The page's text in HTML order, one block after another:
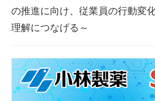
の推進に向け、従業員の行動変
理解につなげる～